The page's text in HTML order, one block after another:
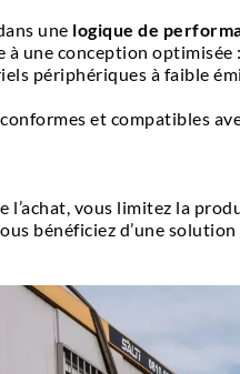
une logique de
à une conception optimisée
périphériques à faible
et compatibles
l’achat, vous limitez la
bénéficiez d’une